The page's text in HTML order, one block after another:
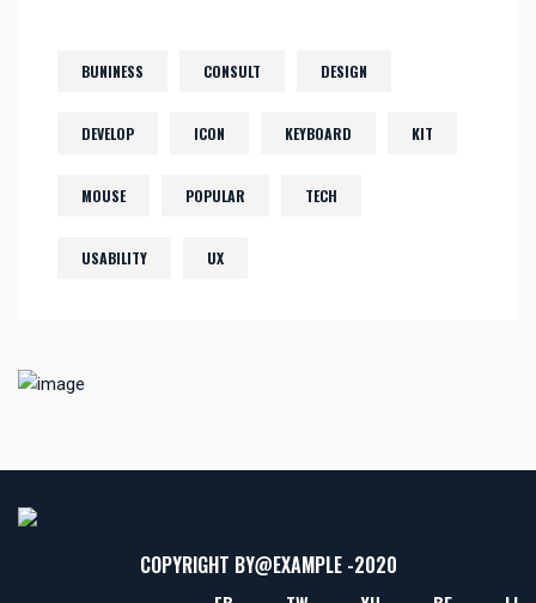
BUNINESS CONSULT DESIGN
DEVELOP ICON KEYBOARD KIT
MOUSE POPULAR TECH
USABILITY UX
COPYRIGHT BY@EXAMPLE-2020